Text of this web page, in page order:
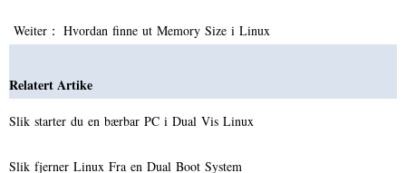
Weiter： Hvordan finne ut Memory Size i Linux
Relatert Artike
Slik starter du en bærbar PC i Dual Vis Linux
Slik fjerner Linux Fra en Dual Boot System